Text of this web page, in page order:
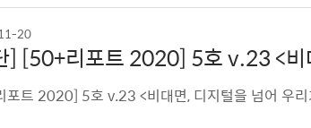
20
] [50+리포트 2020] 5호 v.23 <비
포트 2020] 5호 v.23 <비대면, 디지털을 넘어 우